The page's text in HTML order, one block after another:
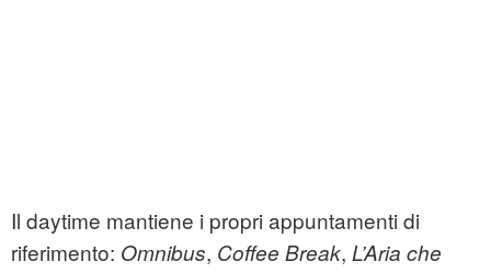
Il daytime mantiene i propri appuntamenti di
riferimento: Omnibus, Coffee Break, L’Aria che